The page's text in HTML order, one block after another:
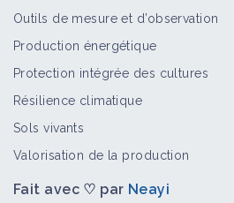
DIRECT -
Outils de mesure et d’observation
Production énergétique
Protection intégrée des cultures
Résilience climatique
Sols vivants
Valorisation de la production
Fait avec ♡ par Neayi